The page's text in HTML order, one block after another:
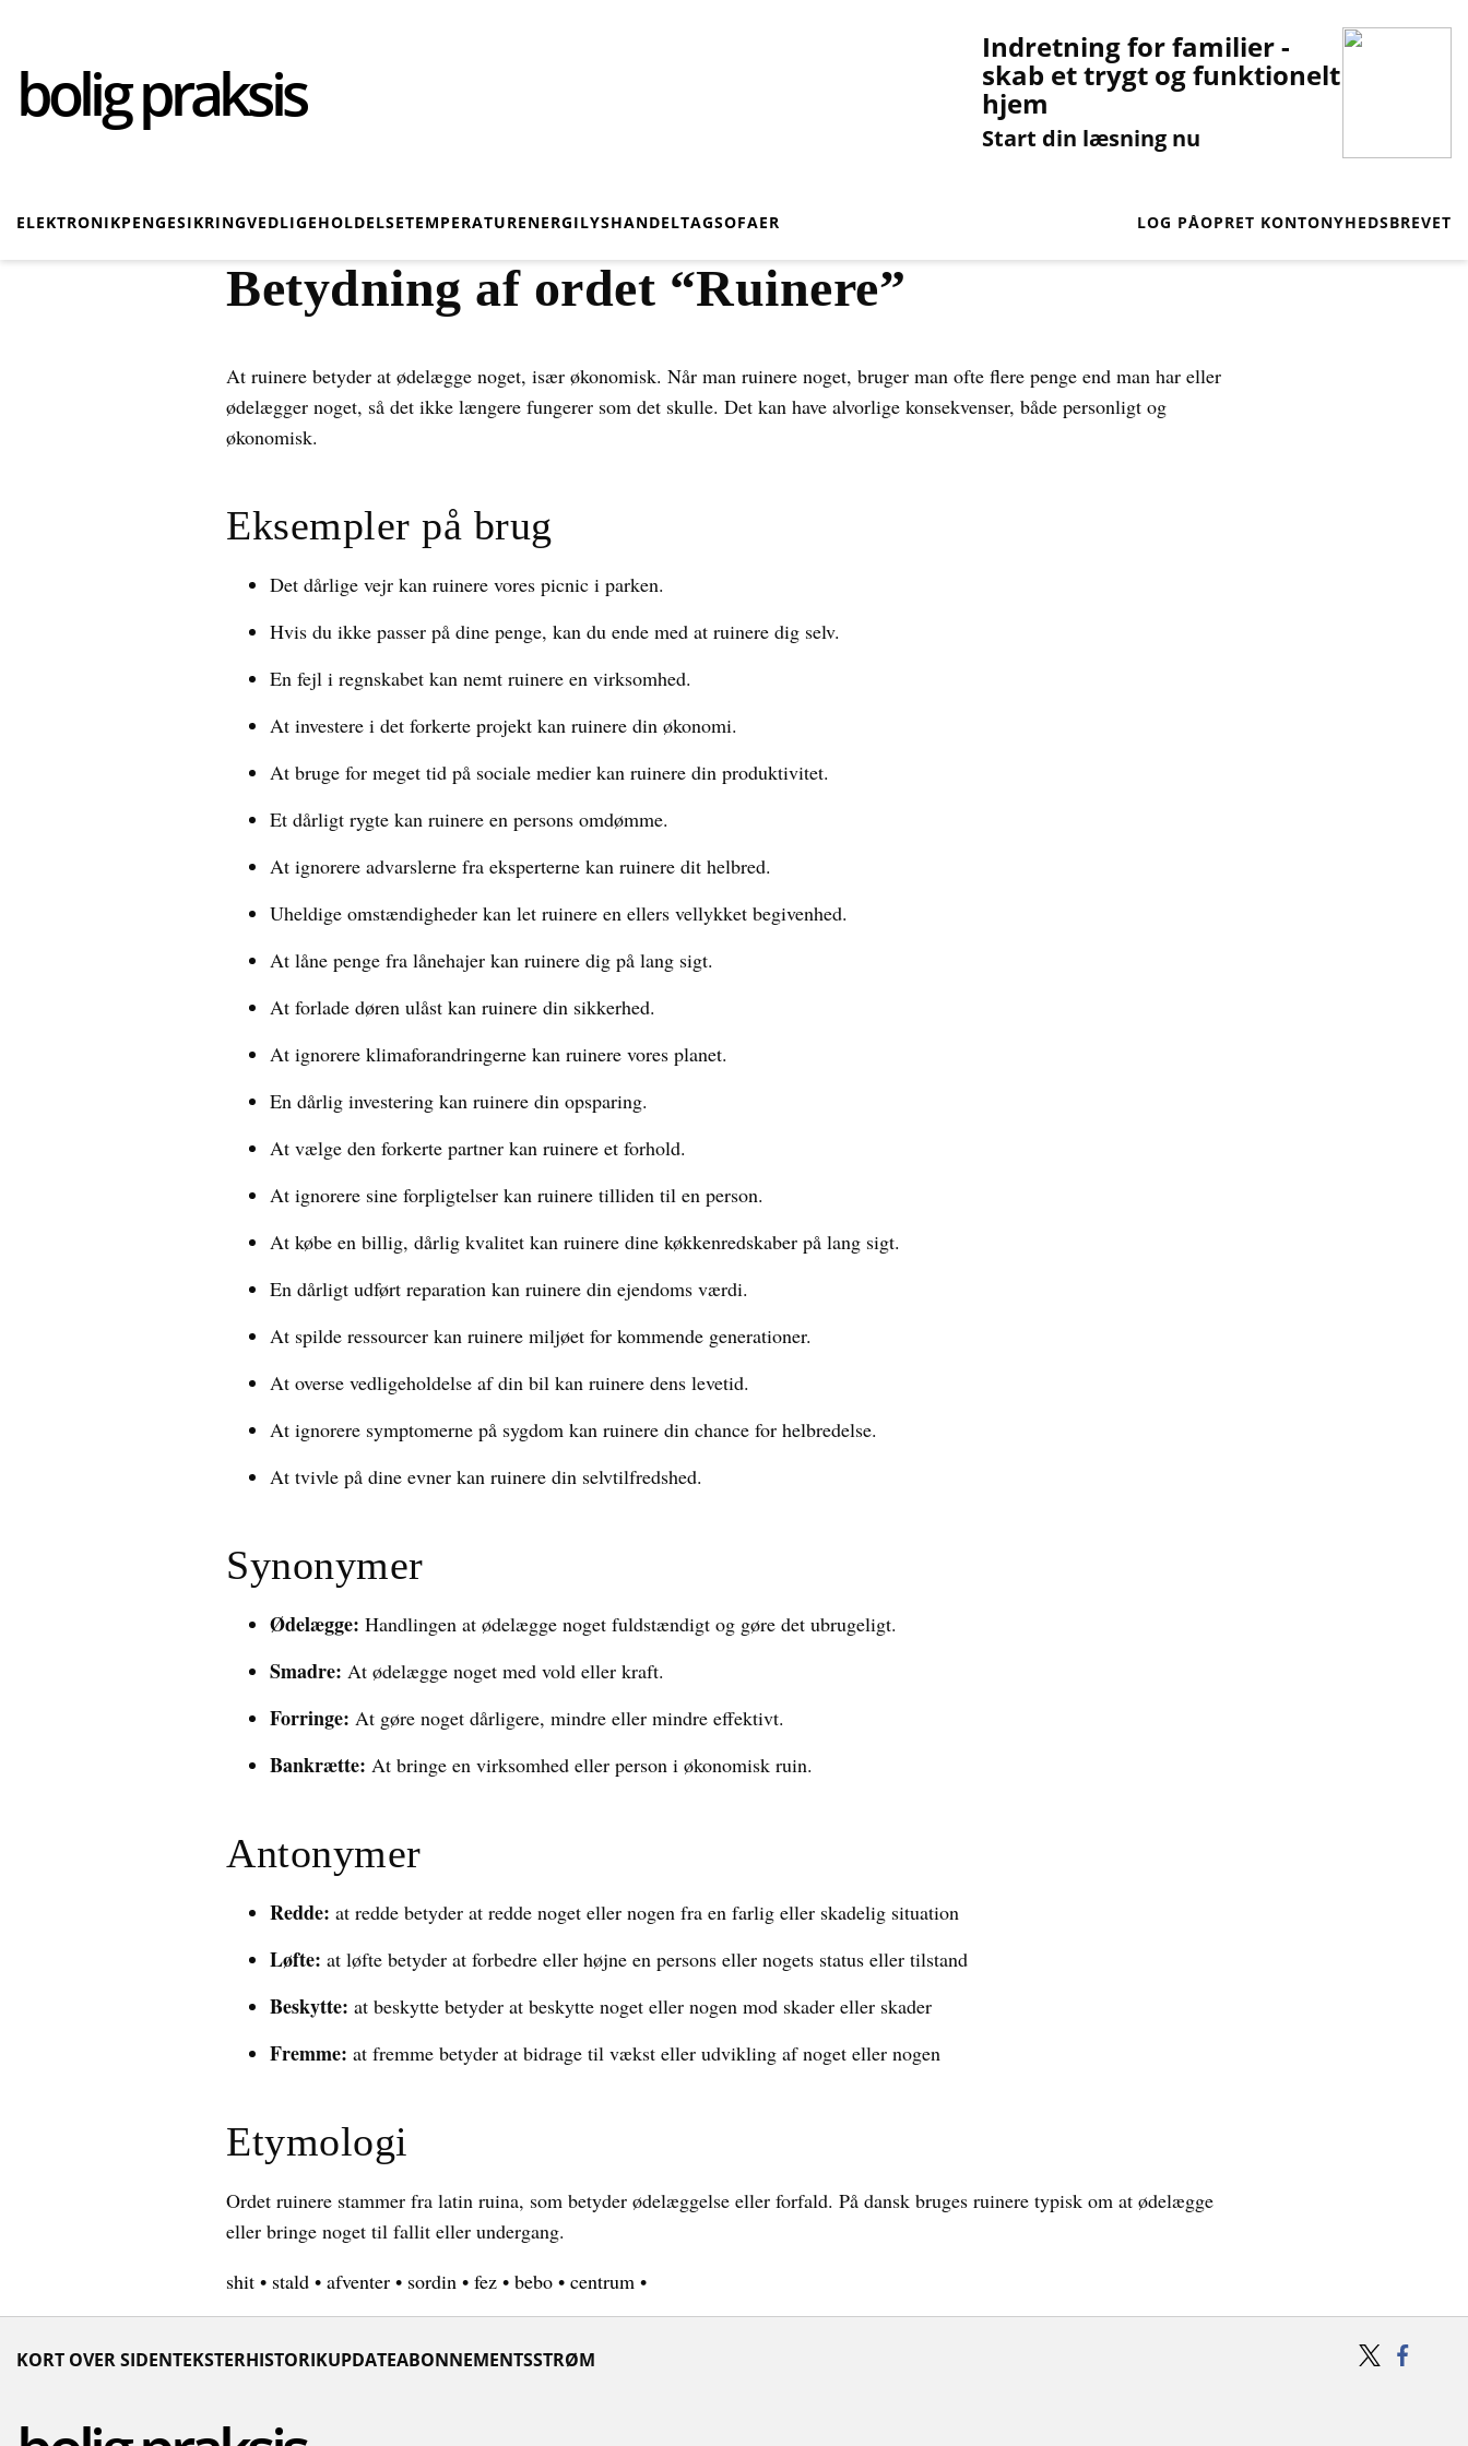
bolig praksis
Indretning for familier -
skab et trygt og funktionelt
hjem
Start din læsning nu
ELEKTRONIKPENGESIKRINGVEDLIGEHOLDELSETEMPERATURENERGILYSHANDELTAGSOFAER LOG PÅOPRET KONTONYHEDSBREVET
Betydning af ordet “Ruinere”
At ruinere betyder at ødelægge noget, især økonomisk. Når man ruinere noget, bruger man ofte flere penge end man har eller
ødelægger noget, så det ikke længere fungerer som det skulle. Det kan have alvorlige konsekvenser, både personligt og
økonomisk.
Eksempler på brug
Det dårlige vejr kan ruinere vores picnic i parken.
Hvis du ikke passer på dine penge, kan du ende med at ruinere dig selv.
En fejl i regnskabet kan nemt ruinere en virksomhed.
At investere i det forkerte projekt kan ruinere din økonomi.
At bruge for meget tid på sociale medier kan ruinere din produktivitet.
Et dårligt rygte kan ruinere en persons omdømme.
At ignorere advarslerne fra eksperterne kan ruinere dit helbred.
Uheldige omstændigheder kan let ruinere en ellers vellykket begivenhed.
At låne penge fra lånehajer kan ruinere dig på lang sigt.
At forlade døren ulåst kan ruinere din sikkerhed.
At ignorere klimaforandringerne kan ruinere vores planet.
En dårlig investering kan ruinere din opsparing.
At vælge den forkerte partner kan ruinere et forhold.
At ignorere sine forpligtelser kan ruinere tilliden til en person.
At købe en billig, dårlig kvalitet kan ruinere dine køkkenredskaber på lang sigt.
En dårligt udført reparation kan ruinere din ejendoms værdi.
At spilde ressourcer kan ruinere miljøet for kommende generationer.
At overse vedligeholdelse af din bil kan ruinere dens levetid.
At ignorere symptomerne på sygdom kan ruinere din chance for helbredelse.
At tvivle på dine evner kan ruinere din selvtilfredshed.
Synonymer
Ødelægge: Handlingen at ødelægge noget fuldstændigt og gøre det ubrugeligt.
Smadre: At ødelægge noget med vold eller kraft.
Forringe: At gøre noget dårligere, mindre eller mindre effektivt.
Bankrætte: At bringe en virksomhed eller person i økonomisk ruin.
Antonymer
Redde: at redde betyder at redde noget eller nogen fra en farlig eller skadelig situation
Løfte: at løfte betyder at forbedre eller højne en persons eller nogets status eller tilstand
Beskytte: at beskytte betyder at beskytte noget eller nogen mod skader eller skader
Fremme: at fremme betyder at bidrage til vækst eller udvikling af noget eller nogen
Etymologi
Ordet ruinere stammer fra latin ruina, som betyder ødelæggelse eller forfald. På dansk bruges ruinere typisk om at ødelægge
eller bringe noget til fallit eller undergang.
shit • stald • afventer • sordin • fez • bebo • centrum •
KORT OVER SIDENTEKSTERHISTORIKUPDATEABONNEMENTSSTRØM